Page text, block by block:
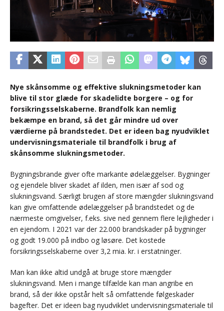
Nye skånsomme og effektive slukningsmetoder kan
blive til stor glæde for skadelidte borgere – og for
forsikringsselskaberne. Brandfolk kan nemlig
bekæmpe en brand, så det går mindre ud over
værdierne på brandstedet. Det er ideen bag nyudviklet
undervisningsmateriale til brandfolk i brug af
skånsomme slukningsmetoder.
Bygningsbrande giver ofte markante ødelæggelser. Bygninger
og ejendele bliver skadet af ilden, men især af sod og
slukningsvand. Særligt brugen af store mængder slukningsvand
kan give omfattende ødelæggelser på brandstedet og de
nærmeste omgivelser, f.eks. sive ned gennem flere lejligheder i
en ejendom. I 2021 var der 22.000 brandskader på bygninger
og godt 19.000 på indbo og løsøre. Det kostede
forsikringsselskaberne over 3,2 mia. kr. i erstatninger.
Man kan ikke altid undgå at bruge store mængder
slukningsvand. Men i mange tilfælde kan man angribe en
brand, så der ikke opstår helt så omfattende følgeskader
bagefter. Det er ideen bag nyudviklet undervisningsmateriale til